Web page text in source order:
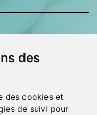
des
des cookies et
de suivi pour
différence
en
aux